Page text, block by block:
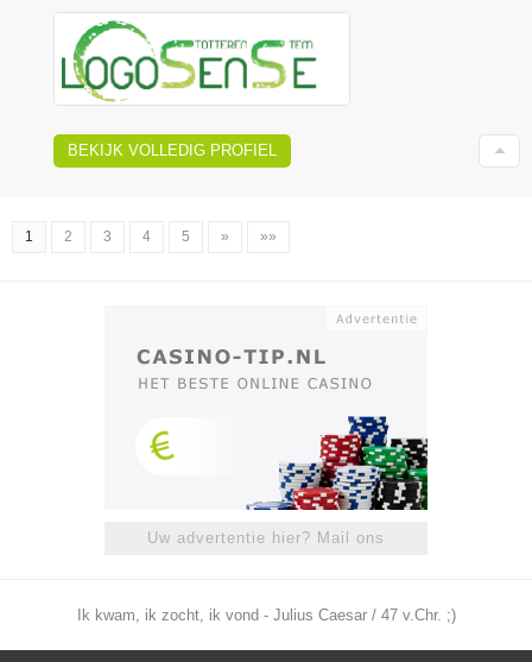
BEKIJK VOLLEDIG PROFIEL
1 2 3 4 5 » »»
Uw advertentie hier? Mail ons
Ik kwam, ik zocht, ik vond - Julius Caesar / 47 v.Chr. ;)